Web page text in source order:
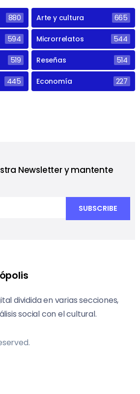
880 Arte y cultura 665
594 Microrrelatos 544
519 Reseñas 514
445 Economía 227
Newsletter y mantente
dividida en varias secciones,
social con el cultural.